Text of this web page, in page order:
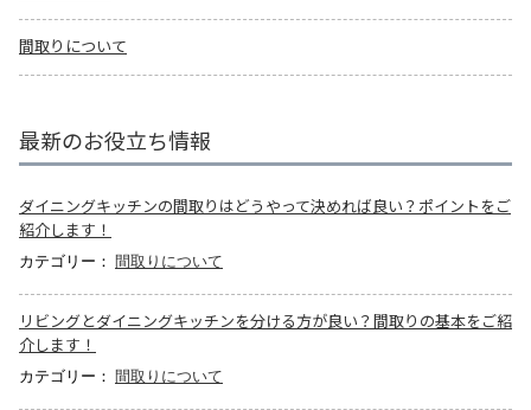
間取りについて
最新のお役立ち情報
ダイニングキッチンの間取りはどうやって決めれば良い？ポイントをご
紹介します！
カテゴリー： 間取りについて
リビングとダイニングキッチンを分ける方が良い？間取りの基本をご紹
介します！
カテゴリー： 間取りについて